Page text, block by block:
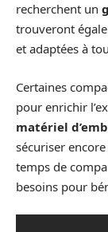
recherchent un
trouveront
et adaptées à
Certaines
pour enrichir
matériel
sécuriser
temps de
besoins pour